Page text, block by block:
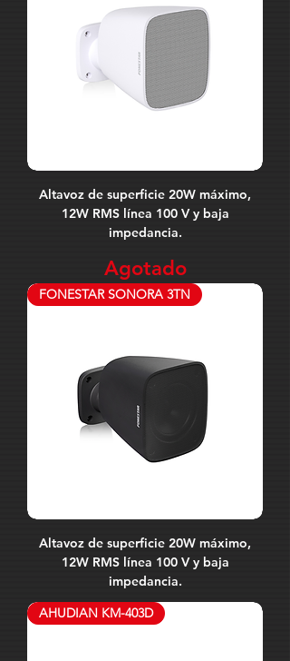
Altavoz de superficie 20W máximo,
12W RMS línea 100 V y baja
impedancia.
Agotado
FONESTAR SONORA 3TN
Altavoz de superficie 20W máximo,
12W RMS línea 100 V y baja
impedancia.
AHUDIAN KM-403D